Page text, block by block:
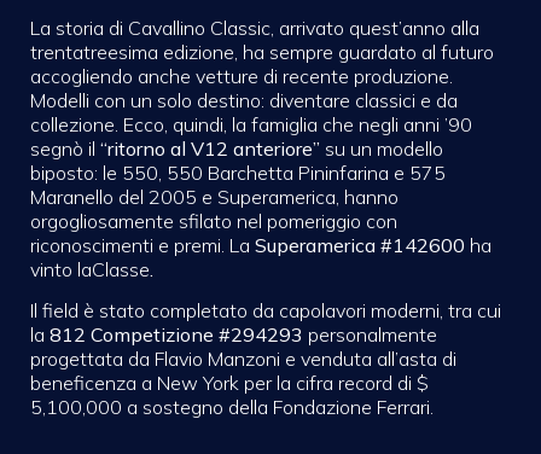
La storia di Cavallino Classic, arrivato quest’anno alla
trentatreesima edizione, ha sempre guardato al futuro
accogliendo anche vetture di recente produzione.
Modelli con un solo destino: diventare classici e da
collezione. Ecco, quindi, la famiglia che negli anni ’90
segnò il “ritorno al V12 anteriore” su un modello
biposto: le 550, 550 Barchetta Pininfarina e 575
Maranello del 2005 e Superamerica, hanno
orgogliosamente sfilato nel pomeriggio con
riconoscimenti e premi. La Superamerica #142600 ha
vinto laClasse.
Il field è stato completato da capolavori moderni, tra cui
la 812 Competizione #294293 personalmente
progettata da Flavio Manzoni e venduta all’asta di
beneficenza a New York per la cifra record di $
5,100,000 a sostegno della Fondazione Ferrari.